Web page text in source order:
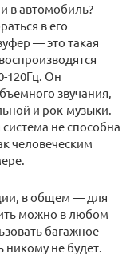
в автомобиль?
в его
— это такая
120Гц. Он
звучания,
и рок-музыки.
система не способна
человеческим
в общем — для
можно в любом
багажное
никому не будет.